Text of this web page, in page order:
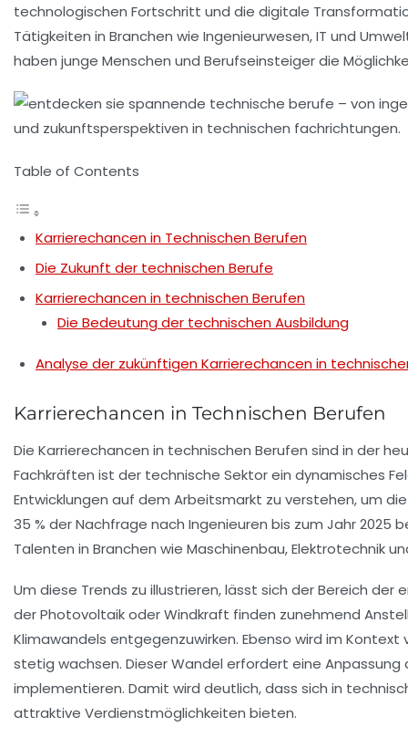
technologischen Fortschritt und die digitale
Tätigkeiten in Branchen wie Ingenieurwesen,IT und
haben junge Menschen und Berufseinsteiger die
Table of Contents
Karrierechancen in Technischen Berufen
Die Zukunft der technischen Berufe
Karrierechancen in technischen Berufen
Die Bedeutung der technischen Ausbildung
Analyse der zukünftigen Karrierechancen in
Karrierechancen in Technischen Berufen
Die Karrierechancen in technischen Berufen sind in der
Fachkräften ist der technische Sektor ein dynamisches
Entwicklungen auf dem Arbeitsmarkt zu verstehen, um
35 % der Nachfrage nach Ingenieuren bis zum Jahr
Talenten in Branchen wie Maschinenbau,Elektrotechnik
Um diese Trends zu illustrieren, lässt sich der Bereich der
derPhotovoltaikoderWindkraft finden zunehmend
Klimawandels entgegenzuwirken. Ebenso wird im Kontext
stetig wachsen. Dieser Wandel erfordert eine
implementieren. Damit wird deutlich, dass sich in
attraktive Verdienstmöglichkeiten bieten.